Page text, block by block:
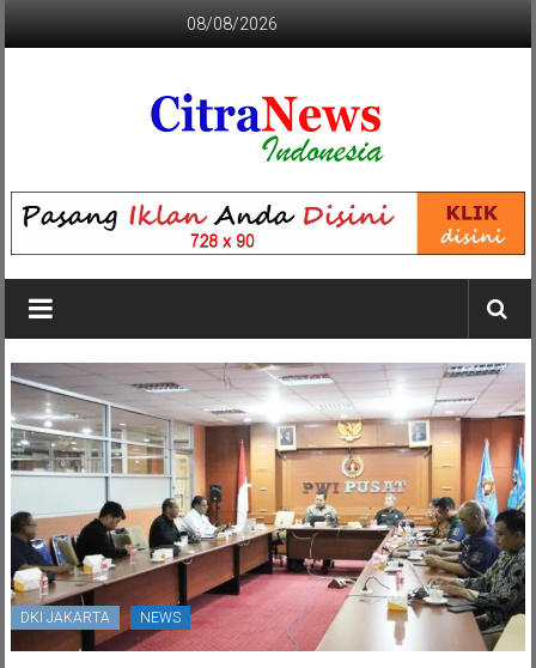
08/08/2026
CITRANEWS
INDONESIA
BERANI
DAN
KRISTIS
DKI JAKARTA NEWS